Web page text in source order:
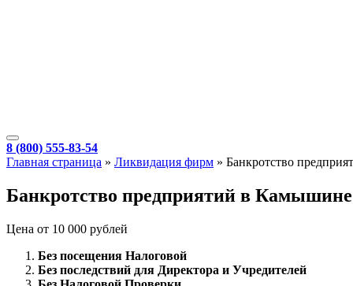
8 (800) 555-83-54
Главная страница » Ликвидация фирм » Банкротство
Банкротство предприятий в Камышине
Цена от 10 000 рублей
Без посещения Налоговой
Без последствий для Директора и Учредителей